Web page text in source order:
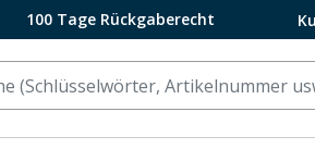
100 Tage Rückgaberecht